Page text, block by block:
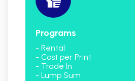
Programs
- Rental
- Cost per Print
- Trade In
- Lump Sum